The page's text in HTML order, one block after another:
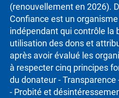
(renouvellement en 2026).
Confiance est un organisme
indépendant qui contrôle la
utilisation des dons et
après avoir évalué les
à respecter cinq principes
du donateur - Transparence
- Probité et